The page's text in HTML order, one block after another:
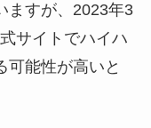
ますが、2023年3
サイトでハイハ
可能性が高いと